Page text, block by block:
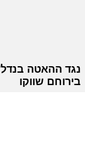
בירוחם שווקו